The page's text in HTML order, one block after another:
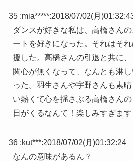
35 :mia*****:2018/07/02(月
ダンスが好きな私は、高橋さん
ートを好きになった。それはそ
援した。高橋さんの引退と共に
関心が無くなって、なんとも淋
った。羽生さんや宇野さんも素
い熱くて心を揺さぶる高橋さん
日がくるなんて！楽しみすぎます
36 :kut***:2018/07/02(月)01:32:24
なんの意味があるん？